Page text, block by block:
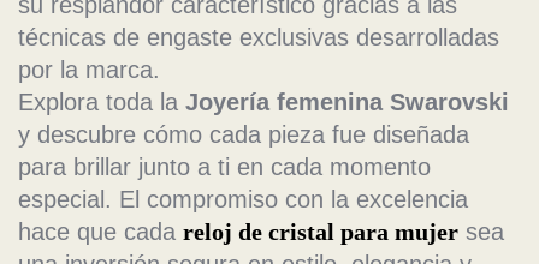
técnicas de engaste exclusivas desarrolladas
por la marca.
Explora toda la Joyería femenina Swarovski
y descubre cómo cada pieza fue diseñada
para brillar junto a ti en cada momento
especial. El compromiso con la excelencia
hace que cada reloj de cristal para mujer sea